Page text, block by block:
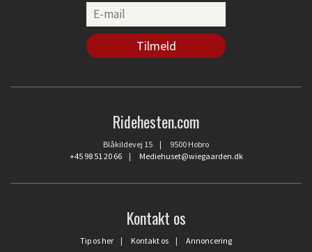
Ridehesten.com
Blåkildevej 15 | 9500 Hobro
+45 98 51 20 66| Mediehuset@wiegaarden.dk
Kontakt os
Tip os her | Kontakt os | Annoncering